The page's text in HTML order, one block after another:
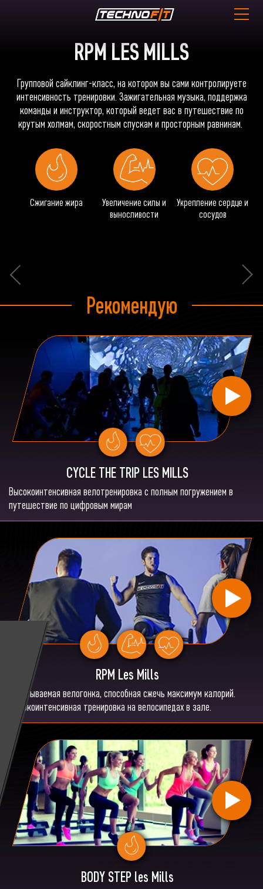
RPM LES MILLS
Групповой сайклинг-класс, на котором вы сами контролируете
интенсивность тренировки. Зажигательная музыка, поддержка
команды и инструктор, который ведет вас в путешествие по
крутым холмам, скоростным спускам и просторным равнинам.
Сжигание жира
Увеличение силы и
выносливости
Укрепление сердце и
сосудов
Рекомендую
CYCLE THE TRIP LES MILLS
Высокоинтенсивная велотренировка с полным погружением в
путешествие по цифровым мирам
RPM Les Mills
Незабываемая велогонка, способная сжечь максимум калорий.
Высокоинтенсивная тренировка на велосипедах в зале.
BODY STEP les Mills